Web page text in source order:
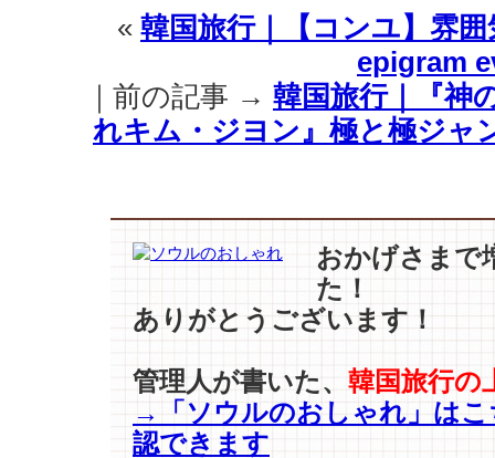
ヒ
ョ
ン
–
ソ
–
ク
etc…】
華
« 韓国旅行｜【コンユ】雰
epigram
｜前の記事 → 韓国旅行｜『神
れキム・ジヨン』極と極ジャ
おかげさまで
た！
ありがとうございます！
管理人が書いた、 韓国旅行の
→「ソウルのおしゃれ」はこ
認できます